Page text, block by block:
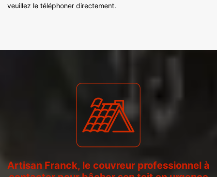
veuillez le téléphoner directement.
Artisan Franck, le couvreur professionnel à